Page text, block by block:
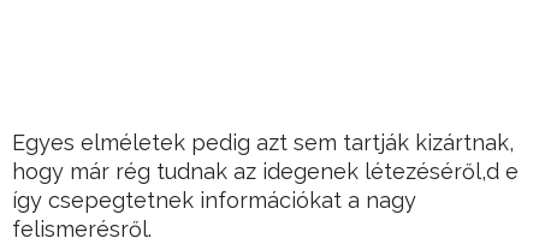
Egyes elméletek pedig azt sem tartják kizártnak,
hogy már rég tudnak az idegenek létezéséről,d e
így csepegtetnek információkat a nagy
felismerésről.